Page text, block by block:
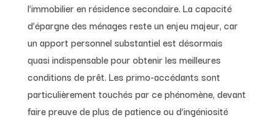
l’immobilier en résidence secondaire. La capacité
d’épargne des ménages reste un enjeu majeur, car
un apport personnel substantiel est désormais
quasi indispensable pour obtenir les meilleures
conditions de prêt. Les primo-accédants sont
particulièrement touchés par ce phénomène, devant
faire preuve de plus de patience ou d’ingéniosité